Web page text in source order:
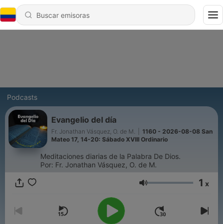
Podcasts
Evangelio del día
Fr. Jonathan Vásquez, O. de M.
1160 - 2026-08-08 San
Mateo 17, 14-20: Sábado XVIII Ordinario
Meditaciones diarias de la Palabra De Dios.
Por: Fr. Jonathan Vásquez, O. de M.
Volumen 1 x